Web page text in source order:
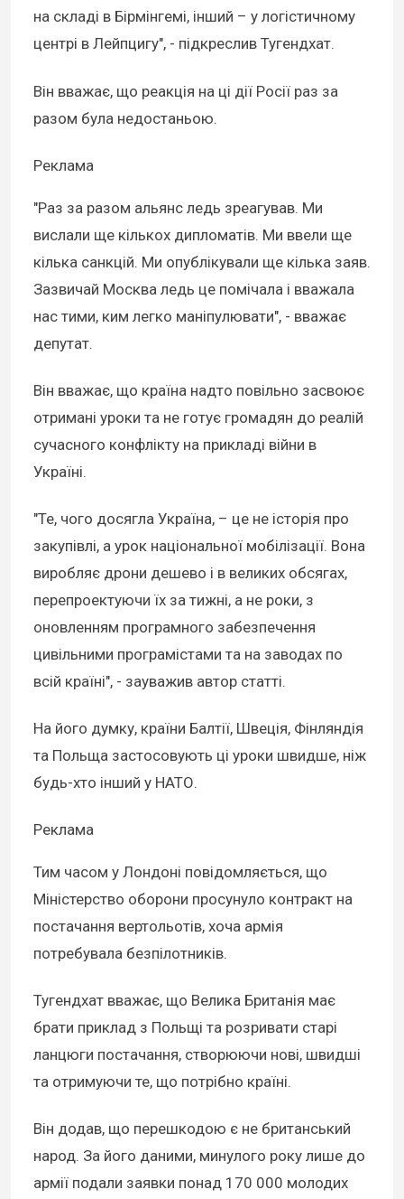
на складі в Бірмінгемі, інший – у логістичному
центрі в Лейпцигу", - підкреслив Тугендхат.
Він вважає, що реакція на ці дії Росії раз за
разом була недостаньою.
Реклама
"Раз за разом альянс ледь зреагував. Ми
вислали ще кількох дипломатів. Ми ввели ще
кілька санкцій. Ми опублікували ще кілька заяв.
Зазвичай Москва ледь це помічала і вважала
нас тими, ким легко маніпулювати", - вважає
депутат.
Він вважає, що країна надто повільно засвоює
отримані уроки та не готує громадян до реалій
сучасного конфлікту на прикладі війни в
Україні.
"Те, чого досягла Україна, – це не історія про
закупівлі, а урок національної мобілізації. Вона
виробляє дрони дешево і в великих обсягах,
перепроектуючи їх за тижні, а не роки, з
оновленням програмного забезпечення
цивільними програмістами та на заводах по
всій країні", - зауважив автор статті.
На його думку, країни Балтії, Швеція, Фінляндія
та Польща застосовують ці уроки швидше, ніж
будь-хто інший у НАТО.
Реклама
Тим часом у Лондоні повідомляється, що
Міністерство оборони просунуло контракт на
постачання вертольотів, хоча армія
потребувала безпілотників.
Тугендхат вважає, що Велика Британія має
брати приклад з Польщі та розривати старі
ланцюги постачання, створюючи нові, швидші
та отримуючи те, що потрібно країні.
Він додав, що перешкодою є не британський
народ. За його даними, минулого року лише до
армії подали заявки понад 170 000 молодих